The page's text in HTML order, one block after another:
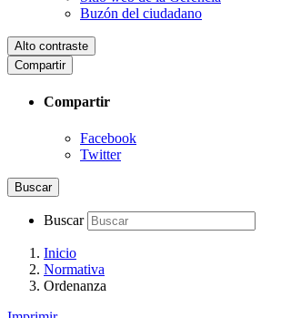
Buzón del ciudadano
Alto contraste
Compartir
Compartir
Facebook
Twitter
Buscar
Buscar
Inicio
Normativa
Ordenanza